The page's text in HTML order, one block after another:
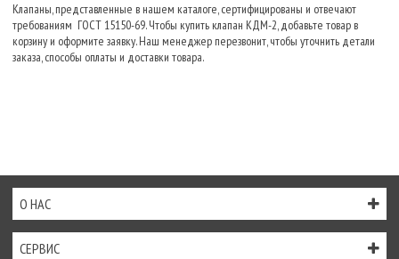
Клапаны, представленные в нашем каталоге, сертифицированы и отвечают
требованиям ГОСТ 15150-69. Чтобы купить клапан КДМ-2, добавьте товар в
корзину и оформите заявку. Наш менеджер перезвонит, чтобы уточнить детали
заказа, способы оплаты и доставки товара.
О НАС
СЕРВИС